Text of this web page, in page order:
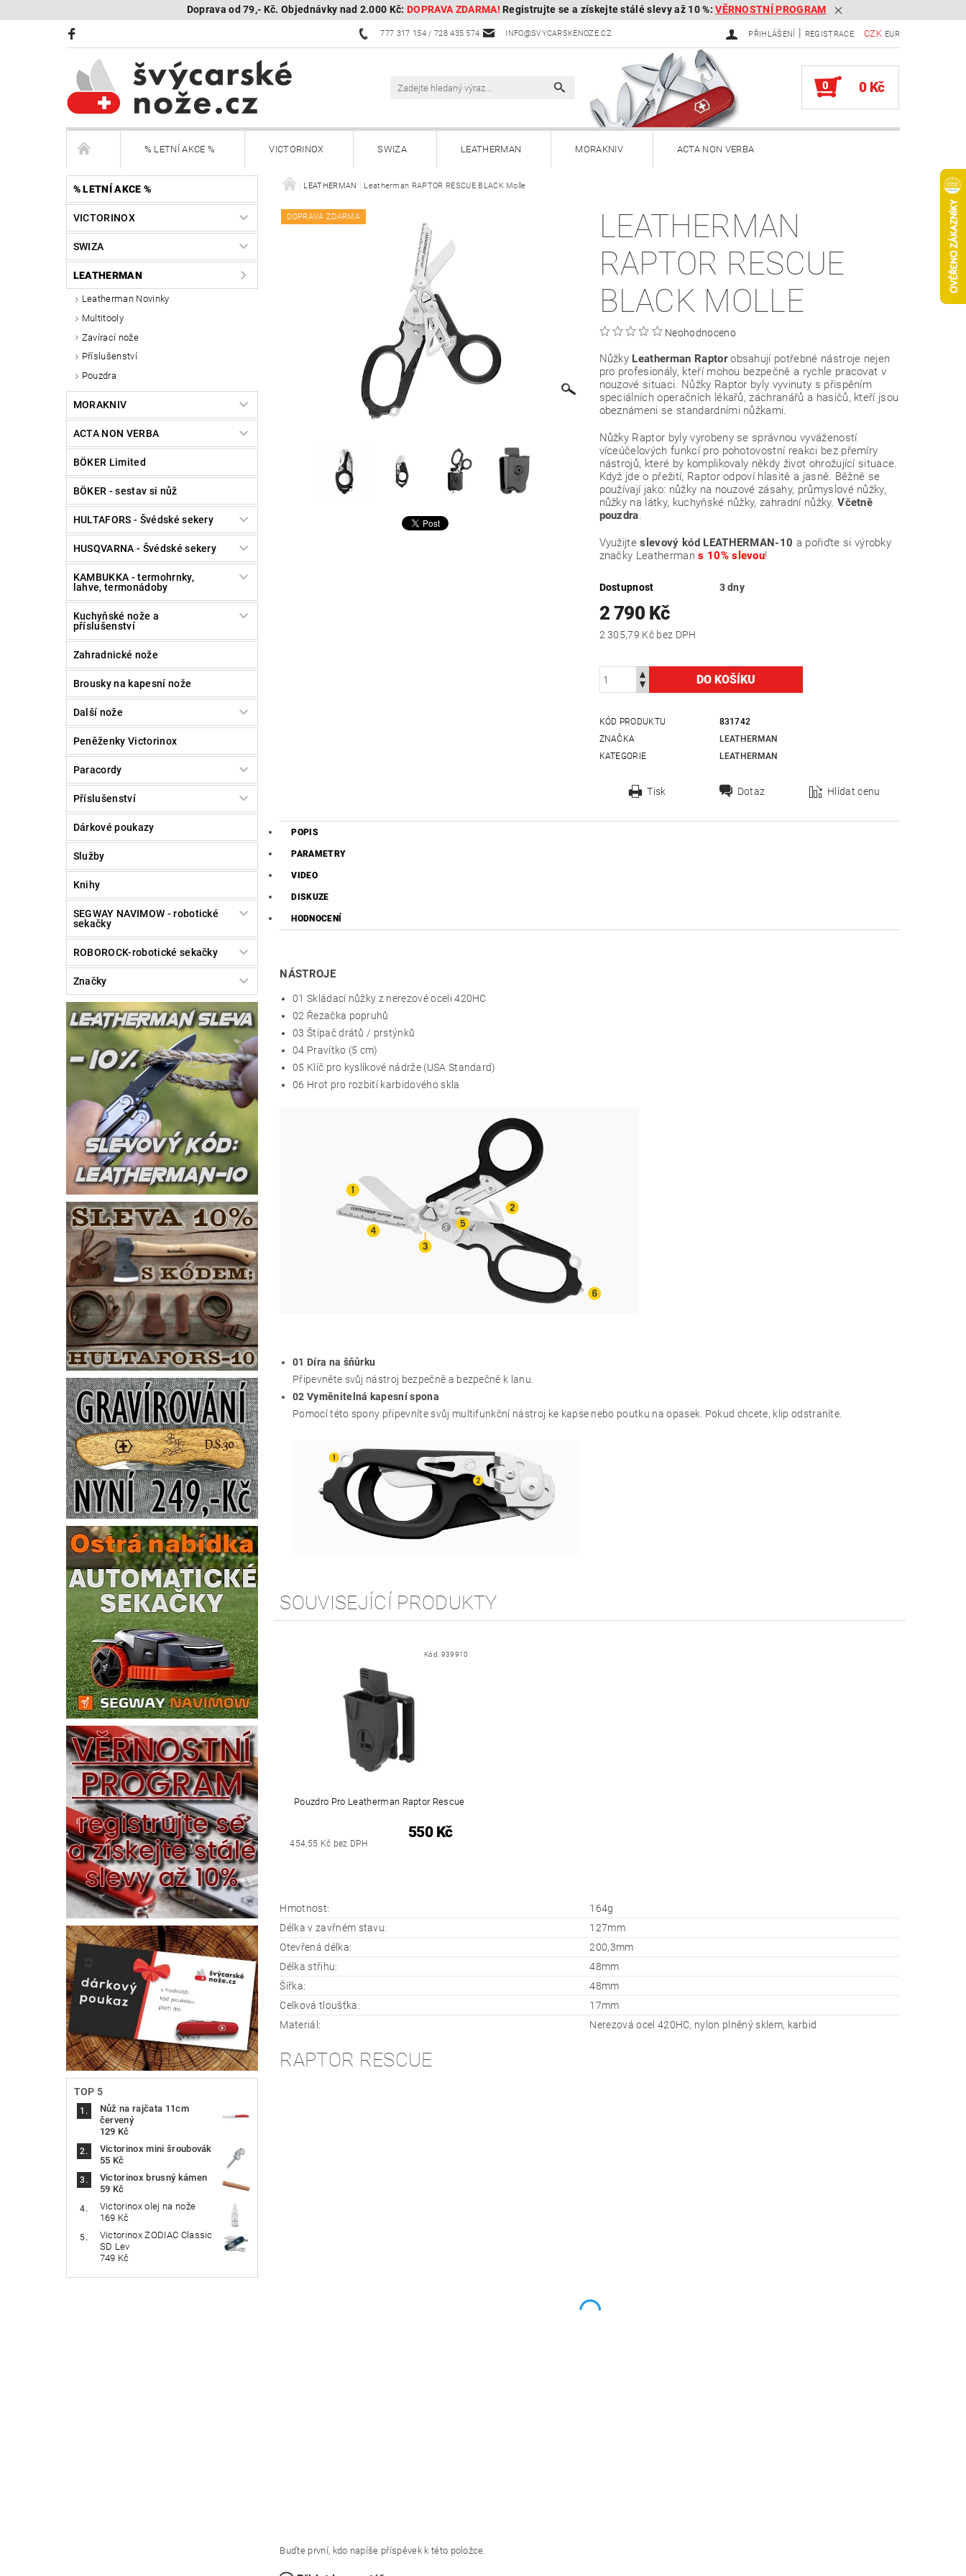
Doprava od 79,- Kč. Objednávky nad 2.000 Kč: DOPRAVA ZDARMA! Registrujte se a získejte stálé slevy až 10 %:VĚRNOSTNÍ PROGRAM
777 317 154 / 728 435 574 INFO@SVYCARSKENOZE.CZ CZK EUR
PŘIHLÁŠENÍ | REGISTRACE
0 0 Kč
% LETNÍ AKCE % VICTORINOX SWIZA LEATHERMAN MORAKNIV ACTA NON VERBA
BÖKER Limited BÖKER - sestav si nůž HULTAFORS - Švédské sekery
KAMBUKKA - termohrnky, lahve, termonádoby Kuchyňské nože a příslušenství Brousky na kapesní nože
Další nože Peněženky Victorinox Příslušenství Dárkové poukazy Služby Knihy
SEGWAY NAVIMOW - robotické sekačky ROBOROCK-robotické sekačky Vrácení, výměna zboží, reklamace
% LETNÍ AKCE %
VICTORINOX
SWIZA
LEATHERMAN
Leatherman Novinky
Multitooly
Zavírací nože
Příslušenství
Pouzdra
MORAKNIV
ACTA NON VERBA
BÖKER Limited
BÖKER - sestav si nůž
HULTAFORS - Švédské sekery
HUSQVARNA - Švédské sekery
KAMBUKKA - termohrnky,
lahve, termonádoby
Kuchyňské nože a
příslušenství
Zahradnické nože
Brousky na kapesní nože
Další nože
Peněženky Victorinox
Paracordy
Příslušenství
Dárkové poukazy
Služby
Knihy
SEGWAY NAVIMOW - robotické
sekačky
ROBOROCK-robotické sekačky
Značky
TOP 5
Nůž na rajčata 11cm
červený
129 Kč
Victorinox mini šroubovák
55 Kč
Victorinox brusný kámen
59 Kč
Victorinox olej na nože
169 Kč
Victorinox ZODIAC Classic
SD Lev
749 Kč
LEATHERMAN Leatherman RAPTOR RESCUE BLACK Molle
DOPRAVA ZDARMA
LEATHERMAN
RAPTOR RESCUE
BLACK MOLLE
Neohodnoceno
Nůžky Leatherman Raptorobsahují potřebné nástroje nejen
pro profesionály, kteří mohou bezpečně a rychle pracovat v
nouzové situaci. Nůžky Raptor byly vyvinuty s přispěním
speciálních operačních lékařů, záchranářů a hasičů, kteří jsou
obeznámeni se standardními nůžkami.
Nůžky Raptor byly vyrobeny se správnou vyvážeností
víceúčelových funkcí pro pohotovostní reakci bez přemíry
nástrojů, které by komplikovaly někdy život ohrožující situace.
Když jde o přežití, Raptor odpoví hlasitě a jasně. Běžně se
používají jako: nůžky na nouzové zásahy, průmyslové nůžky,
nůžky na látky, kuchyňské nůžky, zahradní nůžky.Včetně
pouzdra.
Využijteslevový kód LEATHERMAN-10 a pořiďte si výrobky
značky Leathermans 10% slevou!
Dostupnost 3 dny
2 790 Kč
2 305,79 Kč bez DPH
KÓD PRODUKTU
831742
ZNAČKA
LEATHERMAN
KATEGORIE
LEATHERMAN
Tisk Dotaz Hlídat cenu
POPIS
PARAMETRY
VIDEO
DISKUZE
HODNOCENÍ
NÁSTROJE
01 Skládací nůžky z nerezové oceli 420HC
02 Řezačka popruhů
03 Štípač drátů / prstýnků
04 Pravítko (5 cm)
05 Klíč pro kyslíkové nádrže (USA Standard)
06 Hrot pro rozbití karbidového skla
01 Díra na šňůrku
Připevněte svůj nástroj bezpečně a bezpečně k lanu.
02 Vyměnitelná kapesní spona
Pomocí této spony připevníte svůj multifunkční nástroj ke kapse nebo poutku na opasek. Pokud chcete, klip odstraníte.
SOUVISEJÍCÍ PRODUKTY
Kód: 939910
Pouzdro Pro Leatherman Raptor Rescue
454,55 Kč bez DPH
550 Kč
Hmotnost:
164g
Délka v zavřném stavu:
127mm
Otevřená délka:
200,3mm
Délka střihu:
48mm
Šířka:
48mm
Celková tloušťka:
17mm
Materiál:
Nerezová ocel 420HC, nylon plněný sklem, karbid
RAPTOR RESCUE
Buďte první, kdo napíše příspěvek k této položce.